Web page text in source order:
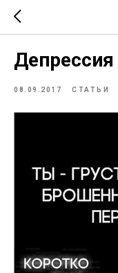
Депрессия
08.09.2017 СТАТЬИ